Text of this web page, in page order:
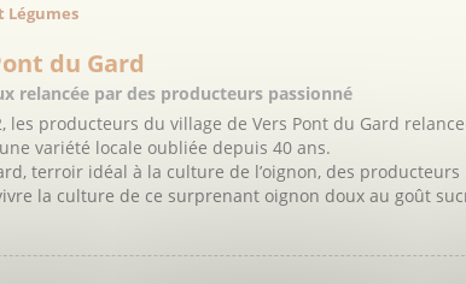
Légumes
du Gard
relancée par des producteurs passionné
les producteurs du village de Vers Pont du Gard
variété locale oubliée depuis 40 ans.
terroir idéal à la culture de l’oignon, des producteurs
la culture de ce surprenant oignon doux au goût